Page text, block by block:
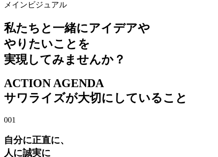
メインビジュアル
私たちと一緒にアイデアや
やりたいことを
実現してみませんか？
ACTION AGENDA
サワライズが大切にしていること
001
自分に正直に、
人に誠実に